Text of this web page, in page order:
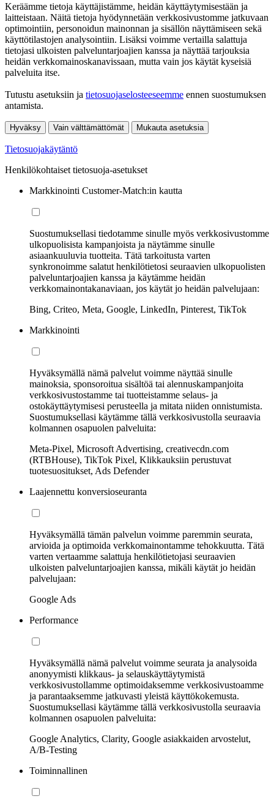
Keräämme tietoja käyttäjistämme, heidän käyttäytymisestään ja
laitteistaan. Näitä tietoja hyödynnetään verkkosivustomme jatkuvaan
optimointiin, personoidun mainonnan ja sisällön näyttämiseen sekä
käyttötilastojen analysointiin. Lisäksi voimme vertailla salattuja
tietojasi ulkoisten palveluntarjoajien kanssa ja näyttää tarjouksia
heidän verkkomainoskanavissaan, mutta vain jos käytät kyseisiä
palveluita itse.
Tutustu asetuksiin ja tietosuojaselosteeseemme ennen suostumuksen
antamista.
Hyväksy Vain välttämättömät Mukauta asetuksia
Tietosuojakäytäntö
Henkilökohtaiset tietosuoja-asetukset
Markkinointi Customer-Match:in kautta
Suostumuksellasi tiedotamme sinulle myös verkkosivustomme
ulkopuolisista kampanjoista ja näytämme sinulle
asiaankuuluvia tuotteita. Tätä tarkoitusta varten
synkronoimme salatut henkilötietosi seuraavien ulkopuolisten
palveluntarjoajien kanssa ja käytämme heidän
verkkomainontakanaviaan, jos käytät jo heidän palvelujaan:
Bing, Criteo, Meta, Google, LinkedIn, Pinterest, TikTok
Markkinointi
Hyväksymällä nämä palvelut voimme näyttää sinulle
mainoksia, sponsoroitua sisältöä tai alennuskampanjoita
verkkosivustostamme tai tuotteistamme selaus- ja
ostokäyttäytymisesi perusteella ja mitata niiden onnistumista.
Suostumuksellasi käytämme tällä verkkosivustolla seuraavia
kolmannen osapuolen palveluita:
Meta-Pixel, Microsoft Advertising, creativecdn.com
(RTBHouse), TikTok Pixel, Klikkauksiin perustuvat
tuotesuositukset, Ads Defender
Laajennettu konversioseuranta
Hyväksymällä tämän palvelun voimme paremmin seurata,
arvioida ja optimoida verkkomainontamme tehokkuutta. Tätä
varten vertaamme salattuja henkilötietojasi seuraavien
ulkoisten palveluntarjoajien kanssa, mikäli käytät jo heidän
palvelujaan:
Google Ads
Performance
Hyväksymällä nämä palvelut voimme seurata ja analysoida
anonyymisti klikkaus- ja selauskäyttäytymistä
verkkosivustollamme optimoidaksemme verkkosivustoamme
ja parantaaksemme jatkuvasti yleistä käyttökokemusta.
Suostumuksellasi käytämme tällä verkkosivustolla seuraavia
kolmannen osapuolen palveluita:
Google Analytics, Clarity, Google asiakkaiden arvostelut,
A/B-Testing
Toiminnallinen